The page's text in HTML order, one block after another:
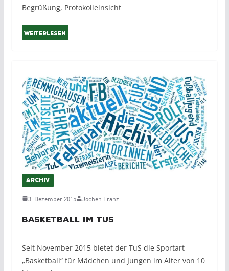
Begrüßung, Protokolleinsicht
Weiterlesen
ARCHIV
3. Dezember 2015 Jochen Franz
Basketball im TuS
Seit November 2015 bietet der TuS die Sportart
„Basketball“ für Mädchen und Jungen im Alter von 10